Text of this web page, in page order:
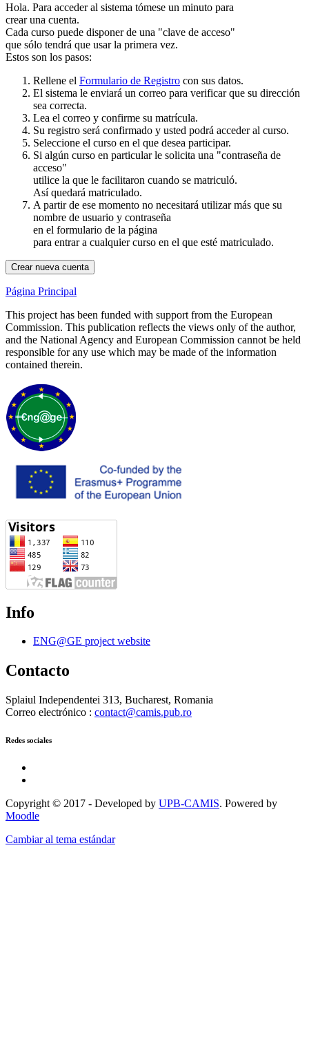
Hola. Para acceder al sistema tómese un minuto para
crear una cuenta.
Cada curso puede disponer de una "clave de acceso"
que sólo tendrá que usar la primera vez.
Estos son los pasos:
Rellene el Formulario de Registro con sus datos.
El sistema le enviará un correo para verificar que su dirección
sea correcta.
Lea el correo y confirme su matrícula.
Su registro será confirmado y usted podrá acceder al curso.
Seleccione el curso en el que desea participar.
Si algún curso en particular le solicita una "contraseña de
acceso"
utilice la que le facilitaron cuando se matriculó.
Así quedará matriculado.
A partir de ese momento no necesitará utilizar más que su
nombre de usuario y contraseña
en el formulario de la página
para entrar a cualquier curso en el que esté matriculado.
Crear nueva cuenta
Página Principal
This project has been funded with support from the European
Commission. This publication reflects the views only of the author,
and the National Agency and European Commission cannot be held
responsible for any use which may be made of the information
contained therein.
Info
ENG@GE project website
Contacto
Splaiul Independentei 313, Bucharest, Romania
Correo electrónico : contact@camis.pub.ro
Redes sociales
Copyright © 2017 - Developed by UPB-CAMIS. Powered by
Moodle
Cambiar al tema estándar